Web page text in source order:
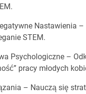
Nastawienia
STEM.
Psychologiczne –
pracy młodych
– Nauczą się